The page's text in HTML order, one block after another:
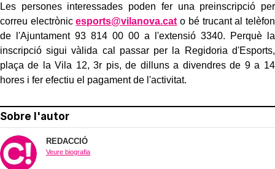
Les persones interessades poden fer una preinscripció per
correu electrònicesports@vilanova.cat o bé trucant al telèfon
de l'Ajuntament 93 814 00 00 a l'extensió 3340. Perquè la
inscripció sigui vàlida cal passar per la Regidoria d'Esports,
plaça de la Vila 12, 3r pis, de dilluns a divendres de 9 a 14
hores i fer efectiu el pagament de l'activitat.
Sobre l'autor
REDACCIÓ
Veure biografia